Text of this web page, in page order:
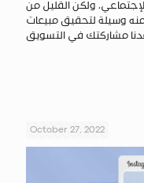
ولكن القليل من
منه وسيلة لتحقيق مبيعات
مشاركتك في التسويق
October 27, 2022